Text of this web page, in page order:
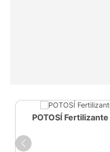
POTOSÍ